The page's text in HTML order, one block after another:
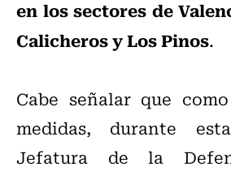
en los sectores de
Calicheros y Los Pinos.
Cabe señalar que
medidas, durante
Jefatura de la